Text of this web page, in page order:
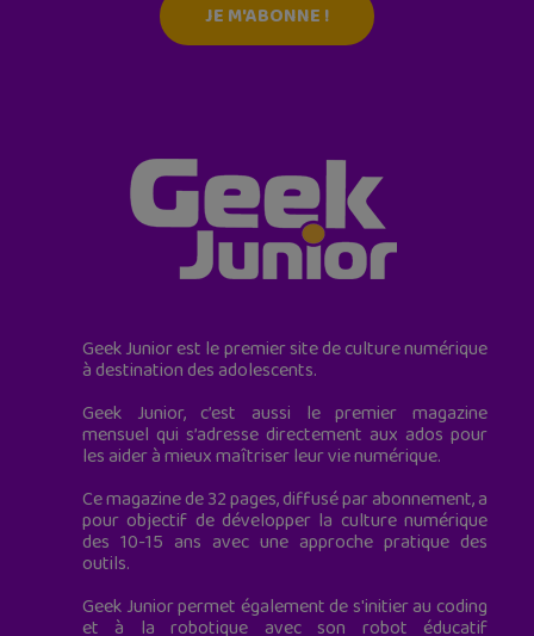
JE M'ABONNE !
Geek Junior est le premier site de culture numérique
à destination des adolescents.
Geek Junior, c’est aussi le premier magazine
mensuel qui s’adresse directement aux ados pour
les aider à mieux maîtriser leur vie numérique.
Ce magazine de 32 pages, diffusé par abonnement, a
pour objectif de développer la culture numérique
des 10-15 ans avec une approche pratique des
outils.
Geek Junior permet également de s'initier au coding
et à la robotique avec son robot éducatif